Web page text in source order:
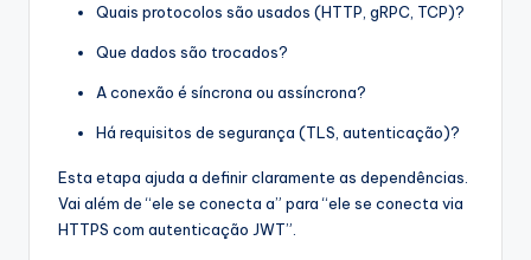
Quais protocolos são usados (HTTP, gRPC, TCP)?
Que dados são trocados?
A conexão é síncrona ou assíncrona?
Há requisitos de segurança (TLS, autenticação)?
Esta etapa ajuda a definir claramente as dependências.
Vai além de “ele se conecta a” para “ele se conecta via
HTTPS com autenticação JWT”.